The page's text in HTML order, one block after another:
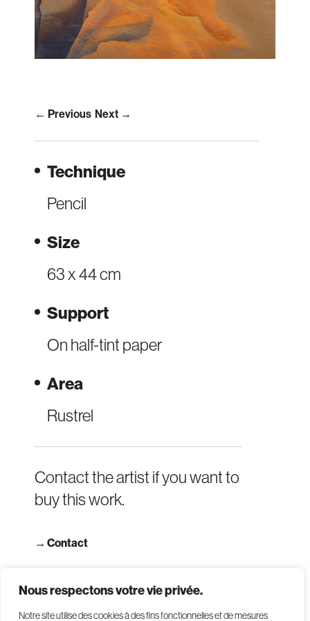
Nous respectons votre vie privée.
Notre site utilise des cookies à des fins fonctionnelles et de mesures
Technique
Pencil
Size
63 x 44 cm
Support
On half-tint paper
Area
Rustrel
Contact the artist if you want to
buy this work.
→ Contact
← Previous Next →